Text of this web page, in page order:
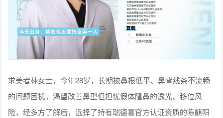
求美者林女士，今年28岁，长期被鼻根低平、鼻背线条不流畅
的问题困扰，渴望改善鼻型但担忧假体隆鼻的透光、移位风
险，经多方了解后，选择了持有瑞德喜官方认证资质的陈麒阳